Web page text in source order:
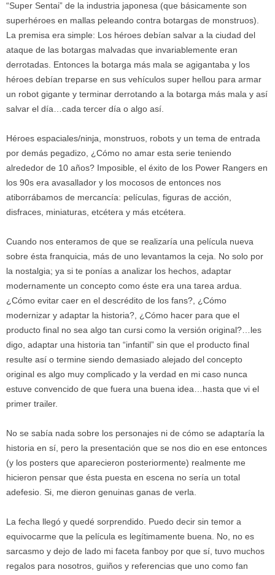
“Super Sentai” de la industria japonesa (que básicamente son
superhéroes en mallas peleando contra botargas de monstruos).
La premisa era simple: Los héroes debían salvar a la ciudad del
ataque de las botargas malvadas que invariablemente eran
derrotadas. Entonces la botarga más mala se agigantaba y los
héroes debían treparse en sus vehículos super hellou para armar
un robot gigante y terminar derrotando a la botarga más mala y así
salvar el día…cada tercer día o algo así.
Héroes espaciales/ninja, monstruos, robots y un tema de entrada
por demás pegadizo, ¿Cómo no amar esta serie teniendo
alrededor de 10 años? Imposible, el éxito de los Power Rangers en
los 90s era avasallador y los mocosos de entonces nos
atiborrábamos de mercancía: películas, figuras de acción,
disfraces, miniaturas, etcétera y más etcétera.
Cuando nos enteramos de que se realizaría una película nueva
sobre ésta franquicia, más de uno levantamos la ceja. No solo por
la nostalgia; ya si te ponías a analizar los hechos, adaptar
modernamente un concepto como éste era una tarea ardua.
¿Cómo evitar caer en el descrédito de los fans?, ¿Cómo
modernizar y adaptar la historia?, ¿Cómo hacer para que el
producto final no sea algo tan cursi como la versión original?…les
digo, adaptar una historia tan “infantil” sin que el producto final
resulte así o termine siendo demasiado alejado del concepto
original es algo muy complicado y la verdad en mi caso nunca
estuve convencido de que fuera una buena idea…hasta que vi el
primer trailer.
No se sabía nada sobre los personajes ni de cómo se adaptaría la
historia en sí, pero la presentación que se nos dio en ese entonces
(y los posters que aparecieron posteriormente) realmente me
hicieron pensar que ésta puesta en escena no sería un total
adefesio. Si, me dieron genuinas ganas de verla.
La fecha llegó y quedé sorprendido. Puedo decir sin temor a
equivocarme que la película es legítimamente buena. No, no es
sarcasmo y dejo de lado mi faceta fanboy por que sí, tuvo muchos
regalos para nosotros, guiños y referencias que uno como fan